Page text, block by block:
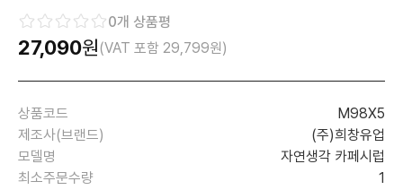
0개 상품평
27,090원(VAT 포함 29,799원)
상품코드
M98X5
제조사(브랜드)
(주)희창유업
모델명
자연생각 카페시럽
최소주문수량
1